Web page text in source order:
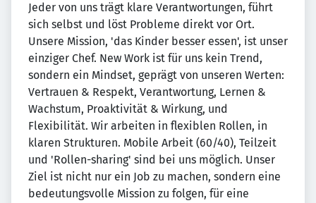
Jeder von uns trägt klare Verantwortungen, führt
sich selbst und löst Probleme direkt vor Ort.
Unsere Mission, 'das Kinder besser essen', ist unser
einziger Chef. New Work ist für uns kein Trend,
sondern ein Mindset, geprägt von unseren Werten:
Vertrauen & Respekt, Verantwortung, Lernen &
Wachstum, Proaktivität & Wirkung, und
Flexibilität. Wir arbeiten in flexiblen Rollen, in
klaren Strukturen. Mobile Arbeit (60/40), Teilzeit
und 'Rollen-sharing' sind bei uns möglich. Unser
Ziel ist nicht nur ein Job zu machen, sondern eine
bedeutungsvolle Mission zu folgen, für eine